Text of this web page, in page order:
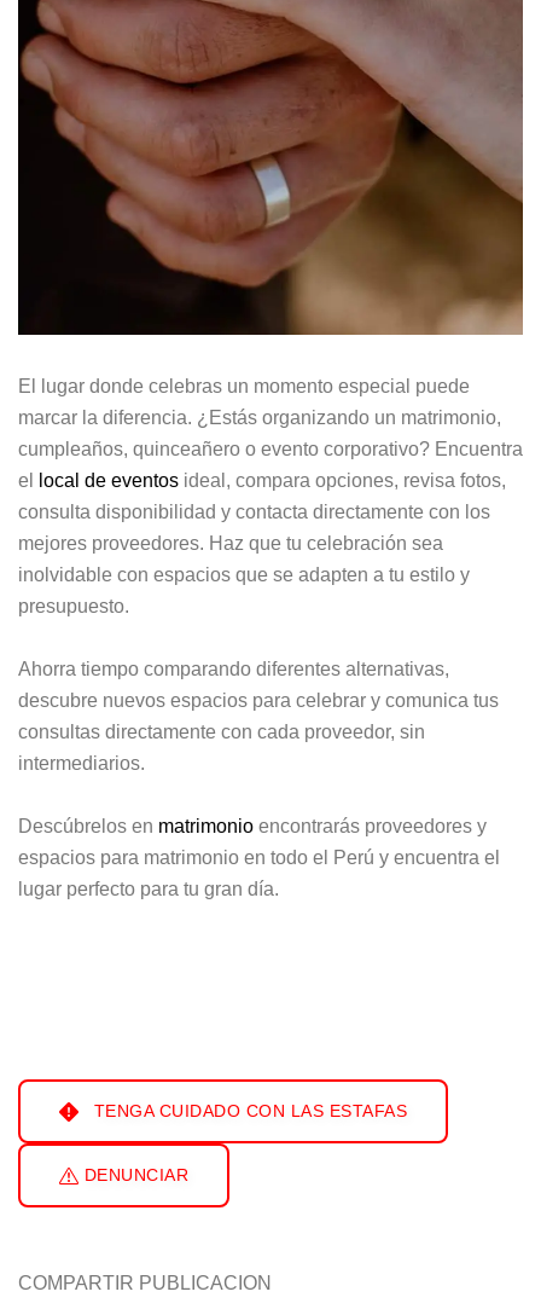
El lugar donde celebras un momento especial puede
marcar la diferencia. ¿Estás organizando un matrimonio,
cumpleaños, quinceañero o evento corporativo? Encuentra
el
local de eventos ideal, compara opciones, revisa fotos,
consulta disponibilidad y contacta directamente con los
mejores proveedores. Haz que tu celebración sea
inolvidable con espacios que se adapten a tu estilo y
presupuesto.
Ahorra tiempo comparando diferentes alternativas,
descubre nuevos espacios para celebrar y comunica tus
consultas directamente con cada proveedor, sin
intermediarios.
Descúbrelos en matrimonio encontrarás proveedores y
espacios para matrimonio en todo el Perú y encuentra el
lugar perfecto para tu gran día.
TENGA CUIDADO CON LAS ESTAFAS
DENUNCIAR
COMPARTIR PUBLICACION